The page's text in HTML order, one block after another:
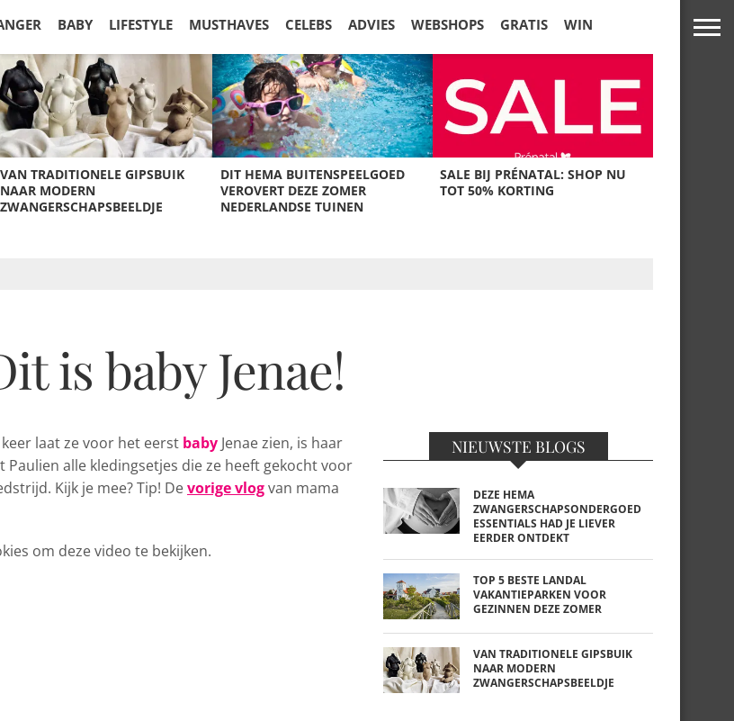
BABY LIFESTYLE MUSTHAVES CELEBS ADVIES WEBSHOPS GRATIS WIN
VAN TRADITIONELE GIPSBUIK
NAAR MODERN
ZWANGERSCHAPSBEELDJE
DIT HEMA BUITENSPEELGOED
VEROVERT DEZE ZOMER
NEDERLANDSE TUINEN
SALE BIJ PRÉNATAL: SHOP NU
TOT 50% KORTING
is baby Jenae!
laat ze voor het eerst baby Jenae zien, is haar
alle kledingsetjes die ze heeft gekocht voor
Kijk je mee? Tip! Devorige vlogvan mama
om deze video te bekijken.
NIEUWSTE BLOGS
DEZE HEMA
ZWANGERSCHAPSONDERGOED
ESSENTIALS HAD JE LIEVER
EERDER ONTDEKT
TOP 5 BESTE LANDAL
VAKANTIEPARKEN VOOR
GEZINNEN DEZE ZOMER
VAN TRADITIONELE GIPSBUIK
NAAR MODERN
ZWANGERSCHAPSBEELDJE